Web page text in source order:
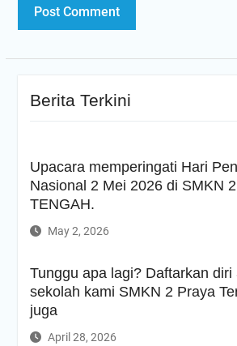
Berita Terkini
Upacara memperingati Hari
Nasional 2 Mei 2026 di SMKN
TENGAH.
May 2, 2026
Tunggu apa lagi? Daftarkan diri
sekolah kami SMKN 2 Praya
juga
April 28, 2026